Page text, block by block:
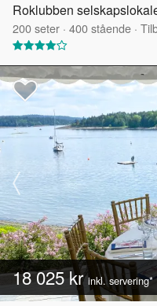
Roklubben
200seter · 400stående ·
18 025 krinkl. servering*